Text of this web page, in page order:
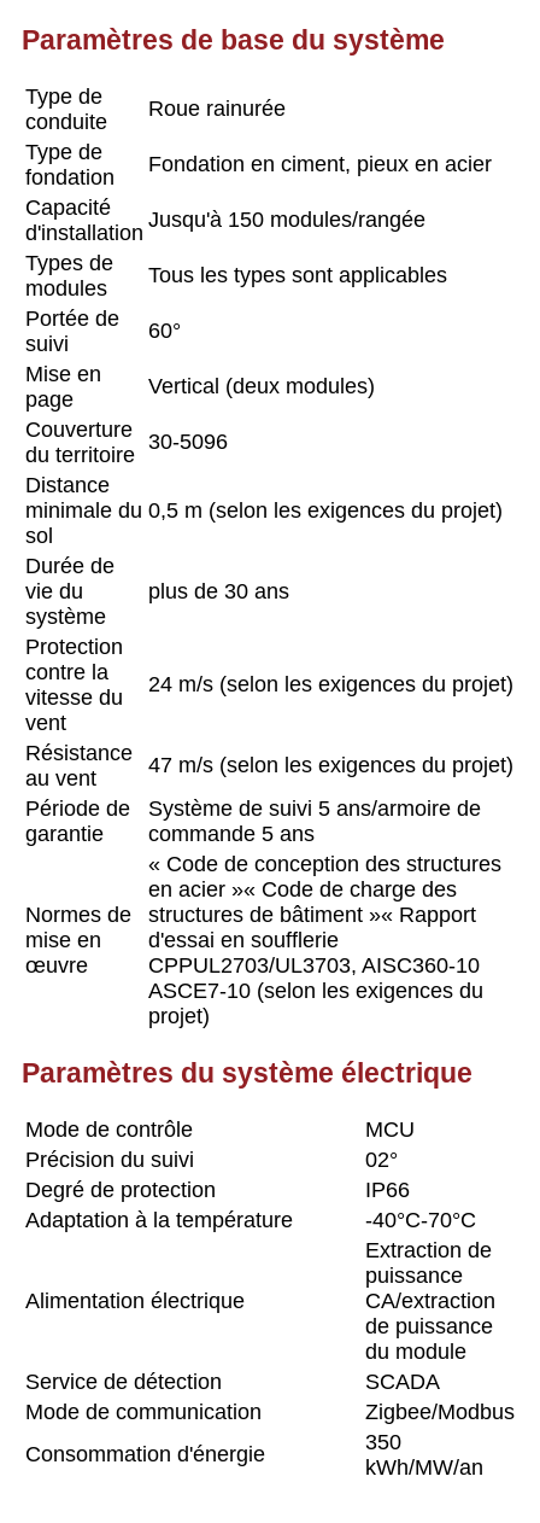
Paramètres de base du système
Type de
conduite
Roue rainurée
Type de
fondation
Fondation en ciment, pieux en acier
Capacité
d'installation
Jusqu'à 150 modules/rangée
Types de
modules
Tous les types sont applicables
Portée de
suivi
60°
Mise en
page
Vertical (deux modules)
Couverture
du territoire
30-5096
Distance
minimale du
sol
0,5 m (selon les exigences du projet)
Durée de
vie du
système
plus de 30 ans
Protection
contre la
vitesse du
vent
24 m/s (selon les exigences du projet)
Résistance
au vent
47 m/s (selon les exigences du projet)
Période de
garantie
Système de suivi 5 ans/armoire de
commande 5 ans
Normes de
mise en
œuvre
« Code de conception des structures
en acier »« Code de charge des
structures de bâtiment »« Rapport
d'essai en soufflerie
CPPUL2703/UL3703, AISC360-10
ASCE7-10 (selon les exigences du
projet)
Paramètres du système électrique
Mode de contrôle
MCU
Précision du suivi
02°
Degré de protection
IP66
Adaptation à la température
-40°C-70°C
Alimentation électrique
Extraction de
puissance
CA/extraction
de puissance
du module
Service de détection
SCADA
Mode de communication
Zigbee/Modbus
Consommation d'énergie
350
kWh/MW/an